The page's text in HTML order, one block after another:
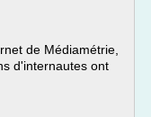
de Médiamétrie,
d'internautes ont